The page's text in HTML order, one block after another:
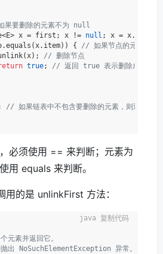
要删除的元素不为 null
x = first; x != null ; x =
{ // 如果节点的元素等于
// 删除节点
true; // 返回 true 表示删除成功
// 如果链表中不包含要删除的元素，则返回
必须使用 == 来判断；元素为
用 equals 来判断。
的是 unlinkFirst 方法：
元素并返回它。
出 NoSuchElementException 异常。
复制代码